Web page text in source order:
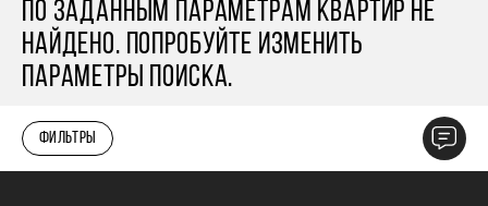
ФИЛЬТРЫ
ПО ЗАДАННЫМ ПАРАМЕТРАМ КВАРТИР НЕ
НАЙДЕНО. ПОПРОБУЙТЕ ИЗМЕНИТЬ
ПАРАМЕТРЫ ПОИСКА.